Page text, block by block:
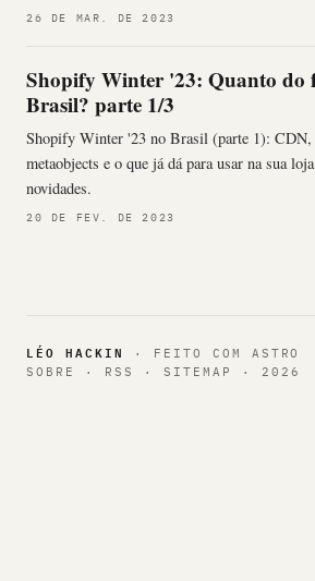
26 DE MAR. DE 2023
Shopify Winter '23: Quanto do
Brasil? parte 1/3
Shopify Winter '23 no Brasil (parte 1): CDN,
metaobjects e o que já dá para usar na sua
novidades.
20 DE FEV. DE 2023
LÉO HACKIN · FEITO COM ASTRO
SOBRE
· RSS · SITEMAP · 2026